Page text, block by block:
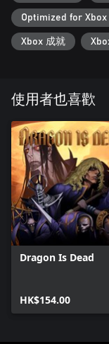
Optimized for Xbox
Xbox 成就
使用者也喜歡
Dragon Is Dead
HK$154.00